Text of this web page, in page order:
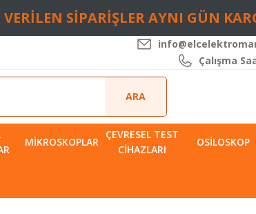
SİPARİŞLER AYNI GÜN
Çalışma
ARA
MIKROSKOPLAR
ÇEVRESEL TEST
CIHAZLARI
OSILOSKOP